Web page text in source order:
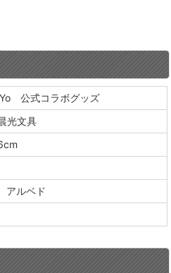
公式コラボグッズ
光文具
アルベド